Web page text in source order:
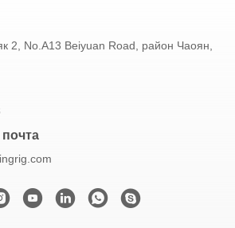
2, No.A13 Beiyuan Road, район Чаоян,